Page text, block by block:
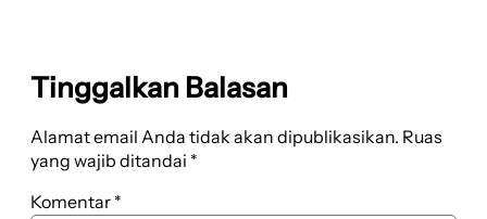
Tinggalkan Balasan
Alamat email Anda tidak akan dipublikasikan. Ruas
yang wajib ditandai *
Komentar *